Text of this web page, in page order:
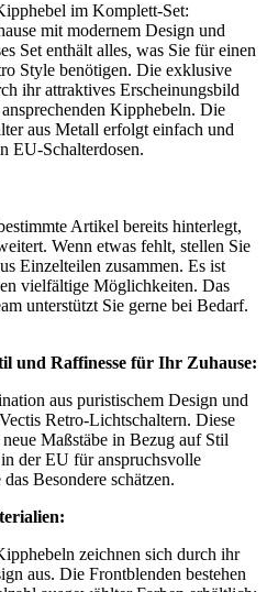
im Komplett-Set:
mit modernem Design und
Set enthält alles, was Sie für einen
Style benötigen. Die exklusive
ihr attraktives Erscheinungsbild
Kipphebeln. Die
aus Metall erfolgt einfach und
EU-Schalterdosen.
Artikel bereits hinterlegt,
Wenn etwas fehlt, stellen Sie
Einzelteilen zusammen. Es ist
vielfältige Möglichkeiten. Das
unterstützt Sie gerne bei Bedarf.
und Raffinesse für Ihr Zuhause:
aus puristischem Design und
Retro-Lichtschaltern. Diese
Maßstäbe in Bezug auf Stil
der EU für anspruchsvolle
Besondere schätzen.
zeichnen sich durch ihr
aus. Die Frontblenden bestehen